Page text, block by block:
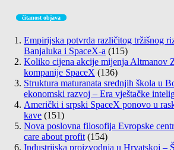
čitanost objava
Empirijska potvrda različitog tržišnog
Banjaluka i SpaceX-a (115)
Koliko cijena akcije mijenja Altmanov
kompanije SpaceX (136)
Struktura maturanata srednjih škola u
ekonomski razvoj – Era vještačke
Američki i srpski SpaceX ponovo u
kave (151)
Nova poslovna filosofija Evropske
care about profit (154)
Industrijska proizvodnja u Hrvatskoj –